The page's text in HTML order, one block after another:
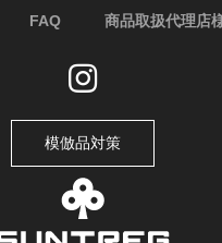
FAQ 商品取扱代理店
模倣品対策